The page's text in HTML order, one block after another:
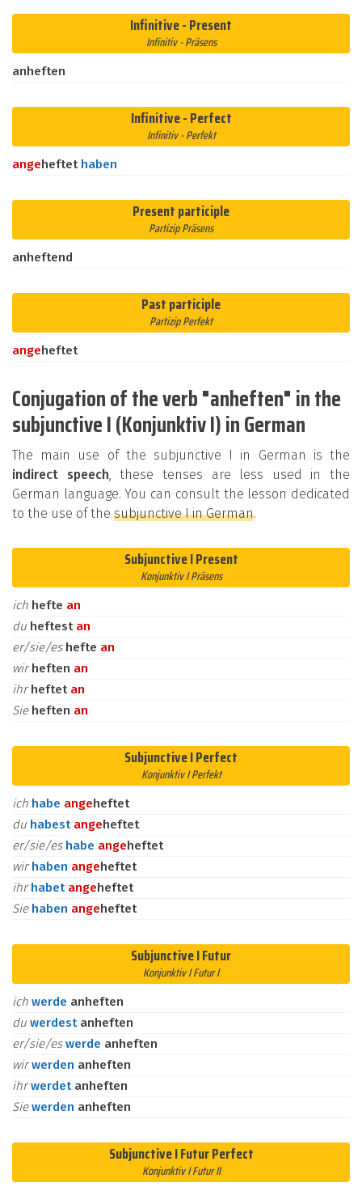
Infinitive - Present
Infinitiv - Präsens
anheften
Infinitive - Perfect
Infinitiv - Perfekt
angeheftet haben
Present participle
Partizip Präsens
anheftend
Past participle
Partizip Perfekt
angeheftet
Conjugation of the verb "anheften" in the
subjunctive I (Konjunktiv I) in German
The main use of the subjunctive I in German is the
indirect speech, these tenses are less used in the
German language. You can consult the lesson dedicated
to the use of the subjunctive I in German.
Subjunctive I Present
Konjunktiv I Präsens
ich hefte an
du heftest an
er/sie/es hefte an
wirheften an
ihrheftet an
Sie heften an
Subjunctive I Perfect
Konjunktiv I Perfekt
ich habe angeheftet
du habest angeheftet
er/sie/es habe angeheftet
wirhaben angeheftet
ihrhabet angeheftet
Sie haben angeheftet
Subjunctive I Futur
Konjunktiv I Futur I
ich werde anheften
du werdest anheften
er/sie/eswerde anheften
wirwerden anheften
ihrwerdet anheften
Siewerden anheften
Subjunctive I Futur Perfect
Konjunktiv I Futur II